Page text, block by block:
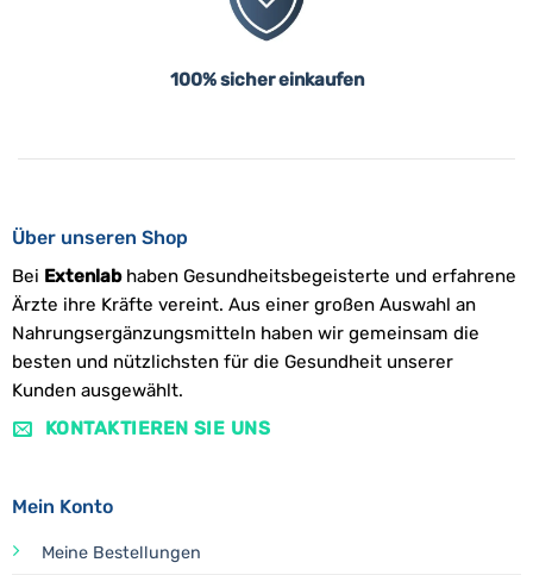
100% sicher einkaufen
Über unseren Shop
Bei Extenlabhaben Gesundheitsbegeisterte und erfahrene
Ärzte ihre Kräfte vereint. Aus einer großen Auswahl an
Nahrungsergänzungsmitteln haben wir gemeinsam die
besten und nützlichsten für die Gesundheit unserer
Kunden ausgewählt.
KONTAKTIEREN SIE UNS
Mein Konto
Meine Bestellungen